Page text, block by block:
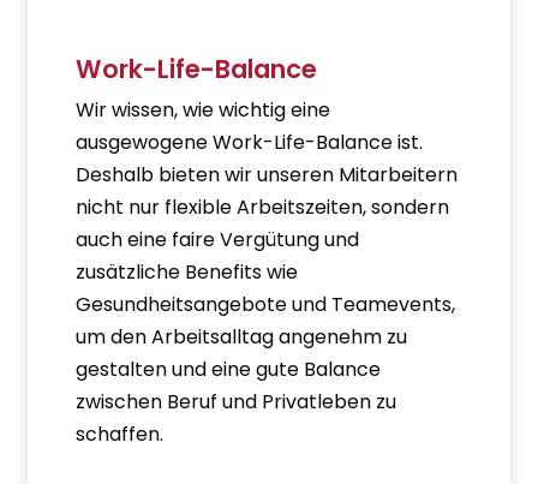
Work-Life-Balance
Wir wissen, wie wichtig eine
ausgewogene Work-Life-Balance ist.
Deshalb bieten wir unseren Mitarbeitern
nicht nur flexible Arbeitszeiten, sondern
auch eine faire Vergütung und
zusätzliche Benefits wie
Gesundheitsangebote und Teamevents,
um den Arbeitsalltag angenehm zu
gestalten und eine gute Balance
zwischen Beruf und Privatleben zu
schaffen.